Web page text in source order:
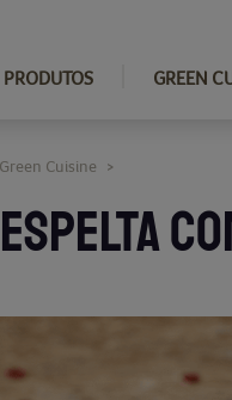
PRODUTOS GREEN
Cuisine >